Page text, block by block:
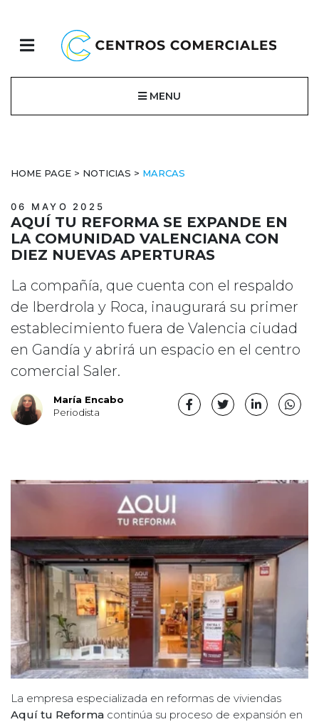
MENU
HOME PAGE > NOTICIAS > MARCAS
06 MAYO 2025
AQUÍ TU REFORMA SE EXPANDE EN
LA COMUNIDAD VALENCIANA CON
DIEZ NUEVAS APERTURAS
La compañía, que cuenta con el respaldo
de Iberdrola y Roca, inaugurará su primer
establecimiento fuera de Valencia ciudad
en Gandía y abrirá un espacio en el centro
comercial Saler.
María Encabo
Periodista
La empresa especializada en reformas de viviendas
Aquí tu Reforma continúa su proceso de expansión en